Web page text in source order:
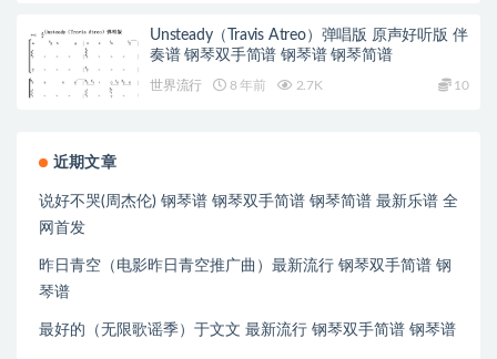
Unsteady（Travis Atreo）弹唱版 原声好听版 伴
奏谱 钢琴双手简谱 钢琴谱 钢琴简谱
世界流行 8 年前 2.7K 10
近期文章
说好不哭(周杰伦) 钢琴谱 钢琴双手简谱 钢琴简谱 最新乐谱 全
网首发
昨日青空（电影昨日青空推广曲）最新流行 钢琴双手简谱 钢
琴谱
最好的（无限歌谣季）于文文 最新流行 钢琴双手简谱 钢琴谱